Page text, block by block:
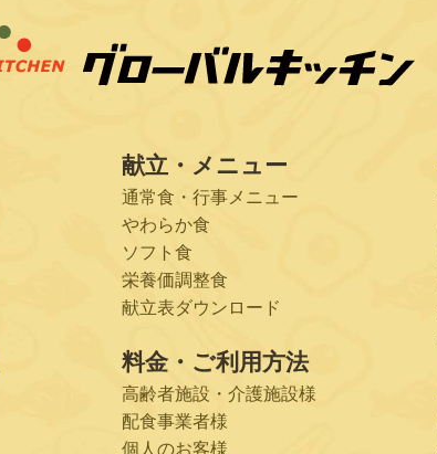
献立・メニュー
通常食・行事メニュー
やわらか食
ソフト食
栄養価調整食
献立表ダウンロード
料金・ご利用方法
高齢者施設・介護施設様
配食事業者様
個人のお客様